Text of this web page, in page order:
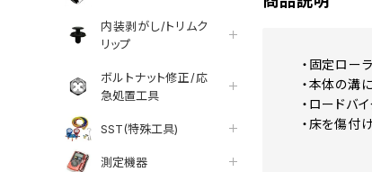
内装剥がし/トリムク
リップ
ボルトナット修正/応
急処置工具
SST(特殊工具)
測定機器
・固定ロー
・本体の溝
・ロードバ
・床を傷付